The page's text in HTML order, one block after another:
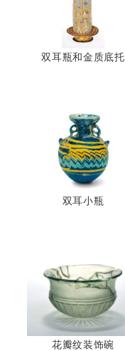
双耳瓶和金质底托
双耳小瓶
花瓣纹装饰碗